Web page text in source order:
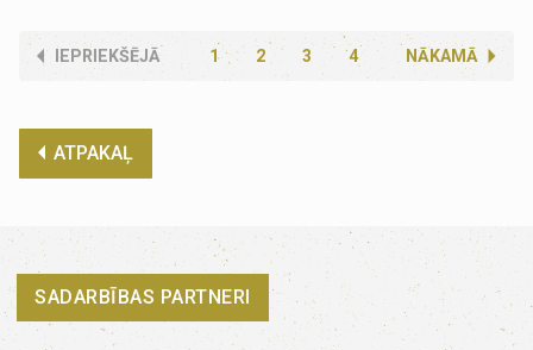
IEPRIEKŠĒJĀ 1 2 3 4 NĀKAMĀ
ATPAKAĻ
SADARBĪBAS PARTNERI